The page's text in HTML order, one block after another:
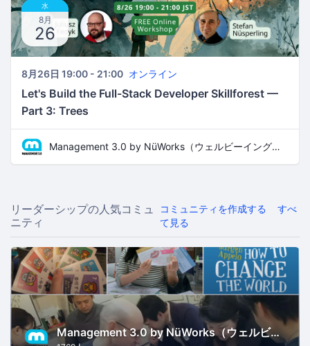
水
8月
26
8月26日 19:00 - 21:00 オンライン
Let's Build the Full-Stack Developer Skillforest —
Part 3: Trees
Management 3.0 by NüWorks（ウェルビーイング・リーダーシップ）
リーダーシップの人気コミュ
ニティ
コミュニティを作成する
すべ
て見る
Management 3.0 by NüWorks（ウェルビーイング・リーダーシップ）